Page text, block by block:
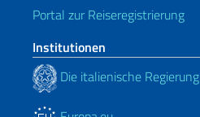
Portal zur Reiseregistrierung
Institutionen
Die italienische Regierung